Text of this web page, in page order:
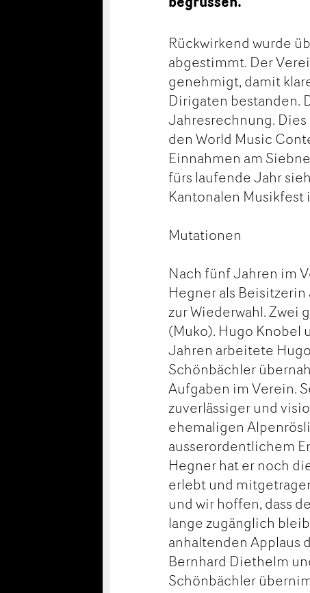
Rückwirkend wurde
abgestimmt. Der
genehmigt, damit
Dirigaten bestanden.
Jahresrechnung.
den World Music
Einnahmen am
fürs laufende Jahr
Kantonalen
Mutationen
Nach fünf Jahren im
Hegner als
zur Wiederwahl. Zwei
(Muko). Hugo Knobel
Jahren arbeitete
Schönbächler
Aufgaben im Verein.
zuverlässiger und
ehemaligen
ausserordentlichem
Hegner hat er noch
erlebt und
und wir hoffen, dass
lange zugänglich
anhaltenden Applaus
Bernhard Diethelm
Schönbächler